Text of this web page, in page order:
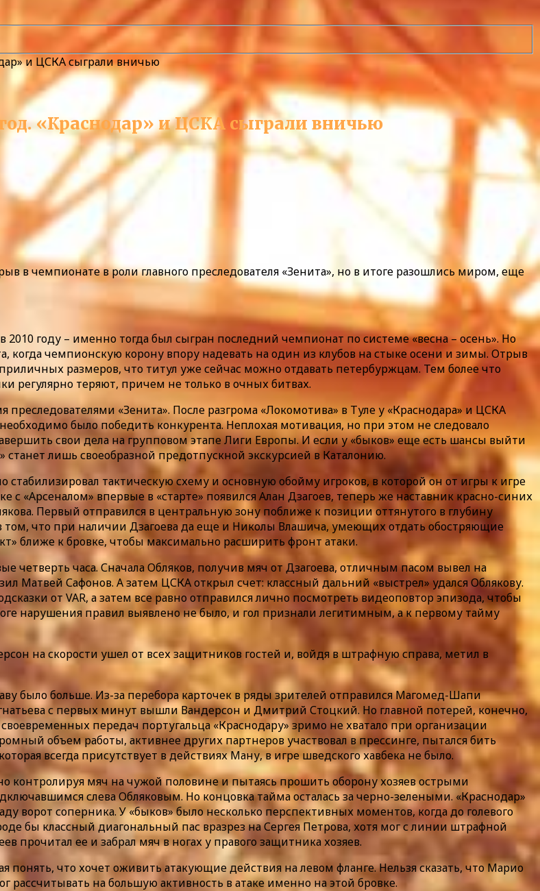
и ЦСКА сыграли вничью
«Краснодар» и ЦСКА сыграли вничью
в чемпионате в роли главного преследователя «Зенита», но в итоге разошлись миром, еще
году – именно тогда был сыгран последний чемпионат по системе «весна – осень». Но
когда чемпионскую корону впору надевать на один из клубов на стыке осени и зимы. Отрыв
размеров, что титул уже сейчас можно отдавать петербуржцам. Тем более что
регулярно теряют, причем не только в очных битвах.
«Зенита». После разгрома «Локомотива» в Туле у «Краснодара» и ЦСКА
было победить конкурента. Неплохая мотивация, но при этом не следовало
свои дела на групповом этапе Лиги Европы. И если у «быков» еще есть шансы выйти
станет лишь своеобразной предотпускной экскурсией в Каталонию.
тактическую схему и основную обойму игроков, в которой он от игры к игре
впервые в «старте» появился Алан Дзагоев, теперь же наставник красно-синих
Первый отправился в центральную зону поближе к позиции оттянутого в глубину
том, что при наличии Дзагоева да еще и Николы Влашича, умеющих отдать обостряющие
ближе к бровке, чтобы максимально расширить фронт атаки.
четверть часа. Сначала Обляков, получив мяч от Дзагоева, отличным пасом вывел на
Матвей Сафонов. А затем ЦСКА открыл счет: классный дальний «выстрел» удался Облякову.
от VAR, а затем все равно отправился лично посмотреть видеоповтор эпизода, чтобы
нарушения правил выявлено не было, и гол признали легитимным, а к первому тайму
на скорости ушел от всех защитников гостей и, войдя в штрафную справа, метил в
было больше. Из-за перебора карточек в ряды зрителей отправился Магомед-Шапи
с первых минут вышли Вандерсон и Дмитрий Стоцкий. Но главной потерей, конечно,
передач португальца «Краснодару» зримо не хватало при организации
объем работы, активнее других партнеров участвовал в прессинге, пытался бить
всегда присутствует в действиях Ману, в игре шведского хавбека не было.
контролируя мяч на чужой половине и пытаясь прошить оборону хозяев острыми
слева Обляковым. Но концовка тайма осталась за черно-зелеными. «Краснодар»
ворот соперника. У «быков» было несколько перспективных моментов, когда до голевого
бы классный диагональный пас вразрез на Сергея Петрова, хотя мог с линии штрафной
прочитал ее и забрал мяч в ногах у правого защитника хозяев.
что хочет оживить атакующие действия на левом фланге. Нельзя сказать, что Марио
на большую активность в атаке именно на этой бровке.